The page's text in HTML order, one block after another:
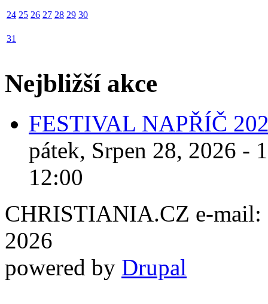
24 25 26 27 28 29 30
31
Nejbližší akce
FESTIVAL NAPŘÍČ
pátek, Srpen 28, 2026 -
12:00
CHRISTIANIA.CZ e-mail:
2026
powered by Drupal